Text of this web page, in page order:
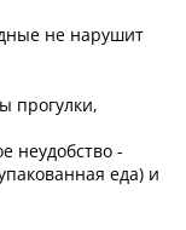
не нарушит
прогулки,
неудобство -
еда) и